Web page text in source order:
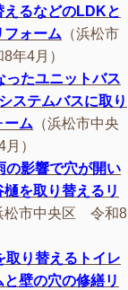
えるなどのLDKと
フォーム （浜松市
年4月）
ったユニットバス
ステムバスに取り
ーム （浜松市中央
）
の影響で穴が開い
を取り替えるリ
松市中央区 令和8
取り替えるトイレ
壁の穴の修繕リ